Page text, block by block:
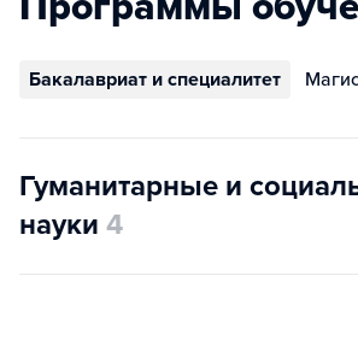
Бакалавриат и специалитет
Гуманитарные и
науки 4